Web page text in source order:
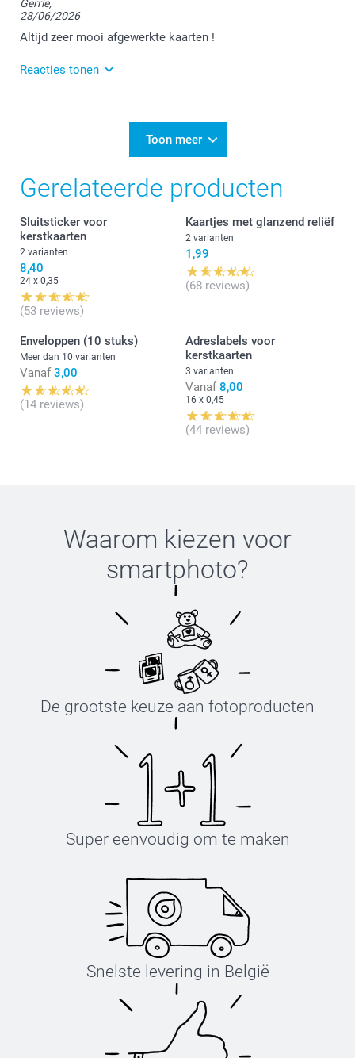
Bedankt voor jouw mooie 5 sterren review, hier zijn
we heel erg blij mee :-) We vonden het fijn jouw
bestelling te mogen afwerken.
Hartelijke groet!
Gerrie,
28/06/2026
Altijd zeer mooi afgewerkte kaarten !
Reacties tonen
bent met de fotokaarten.
Lucie@smartphoto
Toon meer
Gerelateerde producten
Sluitsticker voor
kerstkaarten
2 varianten
8,40
24 x 0,35
(53 reviews)
Kaartjes met glanzend reliëf
2 varianten
1,99
(68 reviews)
Enveloppen (10 stuks)
Meer dan 10 varianten
Vanaf 3,00
(14 reviews)
Adreslabels voor
kerstkaarten
3 varianten
Vanaf 8,00
16 x 0,45
(44 reviews)
Waarom kiezen voor
smartphoto?
De grootste keuze aan fotoproducten
Super eenvoudig om te maken
Snelste levering in België